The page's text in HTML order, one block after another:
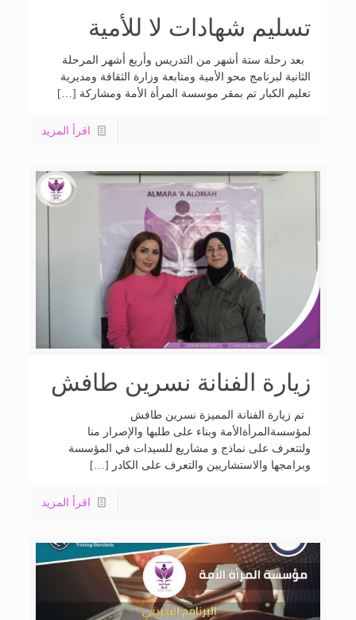
تسليم شهادات لا للأمية
بعد رحلة ستة أشهر من التدريس وأربع أشهر المرحلة
الثانية لبرنامج محو الأمية ومتابعة وزارة الثقافة ومديرية
تعليم الكبار تم بمقر موسسة المرأة الأمة ومشاركة […]
اقرأ المزيد
زيارة الفنانة نسرين طافش
تم زيارة الفنانة المميزة نسرين طافش
لمؤسسةالمرأةالأمة وبناء على طلبها والإصرار منا
ولتتعرف على نماذج و مشاريع للسيدات في المؤسسة
وبرامجها والاستشاريين والتعرف على الكادر […]
اقرأ المزيد